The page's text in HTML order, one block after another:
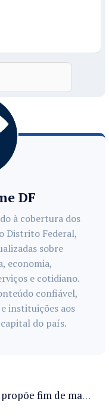
DF
à cobertura dos
Distrito Federal,
sobre
economia,
e cotidiano.
confiável,
instituições aos
do país.
Projeto de Lei 1947/26 propõe fim de margens para cartão de crédito e consignado do INSS